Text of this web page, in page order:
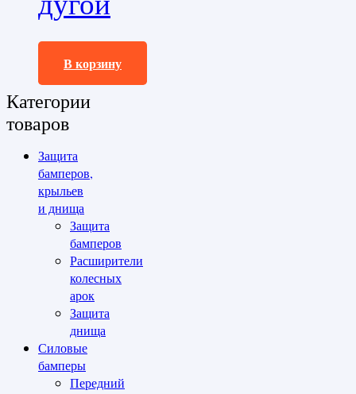
46000,0₽
В корзину
Категории
товаров
Защита
бамперов,
крыльев
и днища
Защита
бамперов
Расширители
колесных
арок
Защита
днища
Силовые
бамперы
Передний